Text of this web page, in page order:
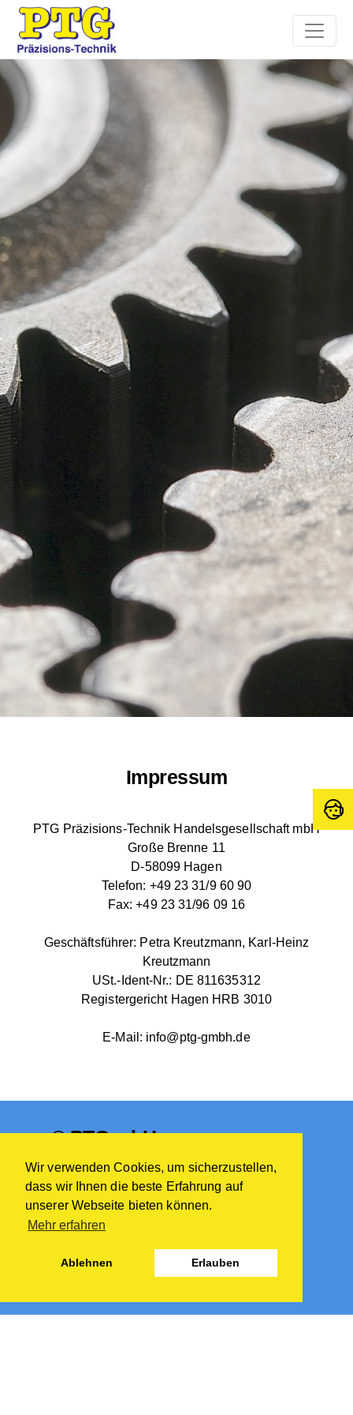
Wir verwenden Cookies, um sicherzustellen,
dass wir Ihnen die beste Erfahrung auf
unserer Webseite bieten können.
Mehr erfahren
Ablehnen Erlauben
Impressum
PTG Präzisions-Technik Handelsgesellschaft mbH
Große Brenne 11
D-58099 Hagen
Telefon: +49 23 31/9 60 90
Fax: +49 23 31/96 09 16
Geschäftsführer: Petra Kreutzmann, Karl-Heinz
Kreutzmann
USt.-Ident-Nr.: DE 811635312
Registergericht Hagen HRB 3010
E-Mail: info@ptg-gmbh.de
© PTG mbH
Find out more here:
About us
Products
Contact